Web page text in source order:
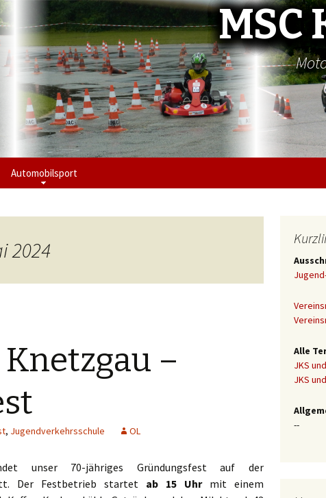
MSC
Automobilsport
2024
Knetzgau –
, Jugendverkehrsschule OL
unser 70-jähriges Gründungsfest auf der
Der Festbetrieb startet ab 15 Uhrmit einem
Alle
JKS
JKS
--